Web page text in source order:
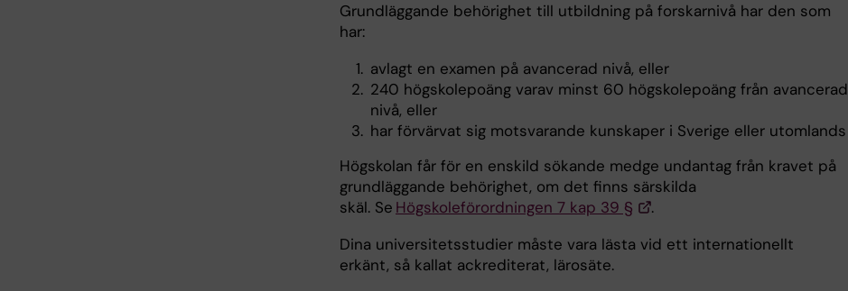
Grundläggande behörighet till utbildning på forskarnivå har den som
har:
avlagt en examen på avancerad nivå, eller
240 högskolepoäng varav minst 60 högskolepoäng från avancerad
nivå, eller
har förvärvat sig motsvarande kunskaper i Sverige eller utomlands
Högskolan får för en enskild sökande medge undantag från kravet på
grundläggande behörighet, om det finns särskilda
skäl. Se Högskoleförordningen 7 kap 39 §
.
Dina universitetsstudier måste vara lästa vid ett internationellt
erkänt, så kallat ackrediterat, lärosäte.